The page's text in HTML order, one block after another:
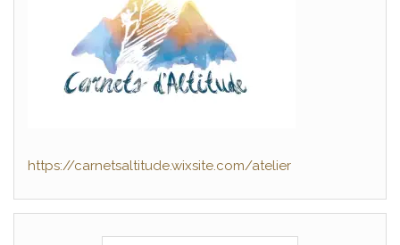
https://carnetsaltitude.wixsite.com/atelier